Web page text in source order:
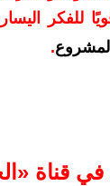
للفكر
.
قناة